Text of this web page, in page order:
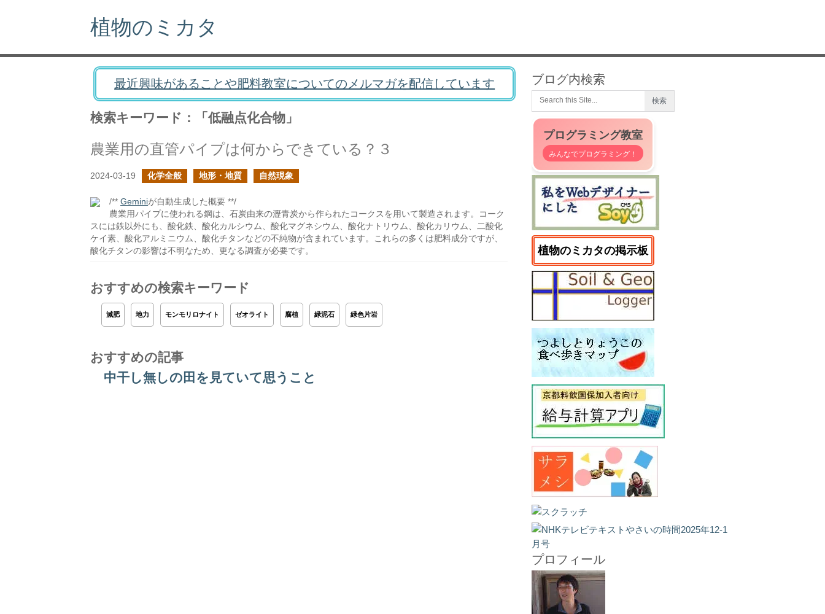
植物のミカタ
最近興味があることや肥料教室についてのメルマガを配信しています
検索キーワード：「低融点化合物」
農業用の直管パイプは何からできている？３
2024-03-19 化学全般 地形・地質 自然現象
/** Geminiが自動生成した概要 **/
農業用パイプに使われる鋼は、石炭由来の瀝青炭から作られたコークスを用いて製造されます。コーク
スには鉄以外にも、酸化鉄、酸化カルシウム、酸化マグネシウム、酸化ナトリウム、酸化カリウム、二酸化
ケイ素、酸化アルミニウム、酸化チタンなどの不純物が含まれています。これらの多くは肥料成分ですが、
酸化チタンの影響は不明なため、更なる調査が必要です。
おすすめの検索キーワード
減肥 地力 モンモリロナイト ゼオライト 腐植 緑泥石 緑色片岩
おすすめの記事
中干し無しの田を見ていて思うこと
ブログ内検索
プログラミング教室
みんなでプログラミング！
植物のミカタの掲示板
プロフィール